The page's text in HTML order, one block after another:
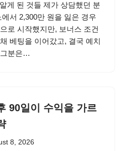
게 된 것들 제가 상담했던 분
서 2,300만 원을 잃은 경우
로 시작했지만, 보너스 조건
베팅을 이어갔고, 결국 예치
그분은…
90일이 수익을 가르
8, 2026